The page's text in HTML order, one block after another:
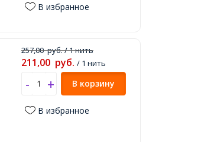
В избранное
257,00руб./ 1 нить
211,00 руб. / 1 нить
В корзину
В избранное